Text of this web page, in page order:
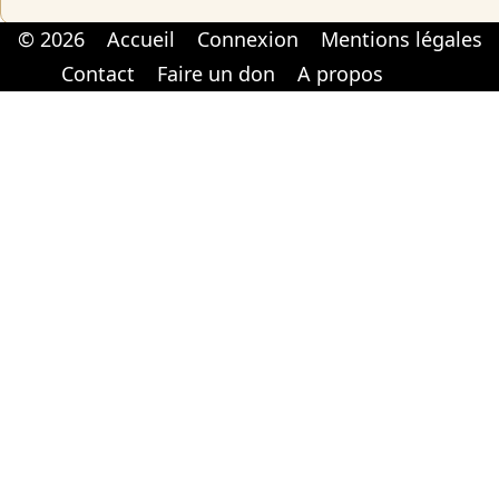
© 2026 Accueil Connexion
Mentions légales
Contact
Faire un don A propos